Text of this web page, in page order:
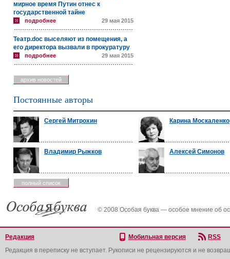
мирное время Путин отнес к
государственной тайне
подробнее 29 мая 2015
Театр.doc выселяют из помещения, а
его директора вызвали в прокуратуру
подробнее 29 мая 2015
архив новостей
Постоянные авторы
Сергей Митрохин Карина Москаленко
Владимир Рыжков Алексей Симонов
полный список
© 2008 Особая буква — особое мнение об
Редакция Мобильная версия
RSS
Редакция в переписку не вступает. Рукописи не рецензируются и не